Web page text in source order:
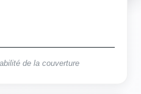
de la couverture